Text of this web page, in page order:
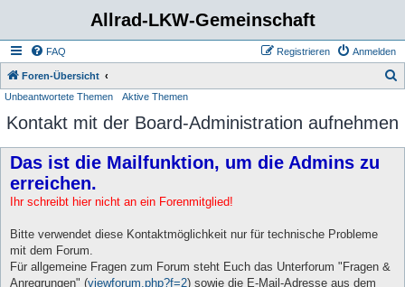
Allrad-LKW-Gemeinschaft
FAQ Anmelden
Registrieren
Foren-Übersicht
Unbeantwortete Themen Aktive Themen
Kontakt mit der Board-Administration aufnehmen
Das ist die Mailfunktion, um die Admins zu
erreichen.
Ihr schreibt hier nicht an ein Forenmitglied!
Bitte verwendet diese Kontaktmöglichkeit nur für technische Probleme
mit dem Forum.
Für allgemeine Fragen zum Forum steht Euch das Unterforum "Fragen &
Anregrungen" (viewforum.php?f=2) sowie die E-Mail-Adresse aus dem